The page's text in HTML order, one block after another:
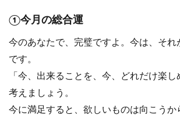
①今月の総合運
今のあなたで、完璧ですよ。今は、それ
です。
「今、出来ることを、今、どれだけ楽
考えましょう。
今に満足すると、欲しいものは向こうか